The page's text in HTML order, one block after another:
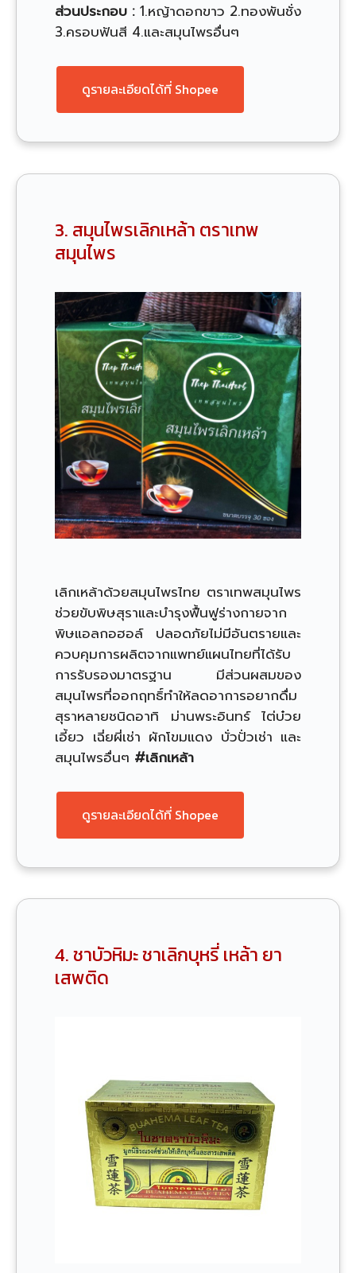
ส่วนประกอบ : 1.หญ้าดอกขาว 2.ทองพันชั่ง
3.ครอบฟันสี 4.และสมุนไพรอื่นๆ
ดูรายละเอียดได้ที่ Shopee
3. สมุนไพรเลิกเหล้า ตราเทพ
สมุนไพร
เลิกเหล้าด้วยสมุนไพรไทย ตราเทพสมุนไพร
ช่วยขับพิษสุราและบำรุงฟื้นฟูร่างกายจาก
พิษแอลกอฮอล์ ปลอดภัยไม่มีอันตรายและ
ควบคุมการผลิตจากแพทย์แผนไทยที่ได้รับ
การรับรองมาตรฐาน มีส่วนผสมของ
สมุนไพรที่ออกฤทธิ์ทำให้ลดอาการอยากดื่ม
สุราหลายชนิดอาทิ ม่านพระอินทร์ ไต่บ๋วย
เอี้ยว เฉี่ยผี่เช่า ผักโขมแดง บั่วปั่วเช่า และ
สมุนไพรอื่นๆ #เลิกเหล้า
ดูรายละเอียดได้ที่ Shopee
4. ชาบัวหิมะ ชาเลิกบุหรี่ เหล้า ยา
เสพติด